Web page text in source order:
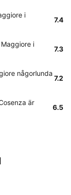
i
7.4
i
7.3
någorlunda
7.2
är
6.5